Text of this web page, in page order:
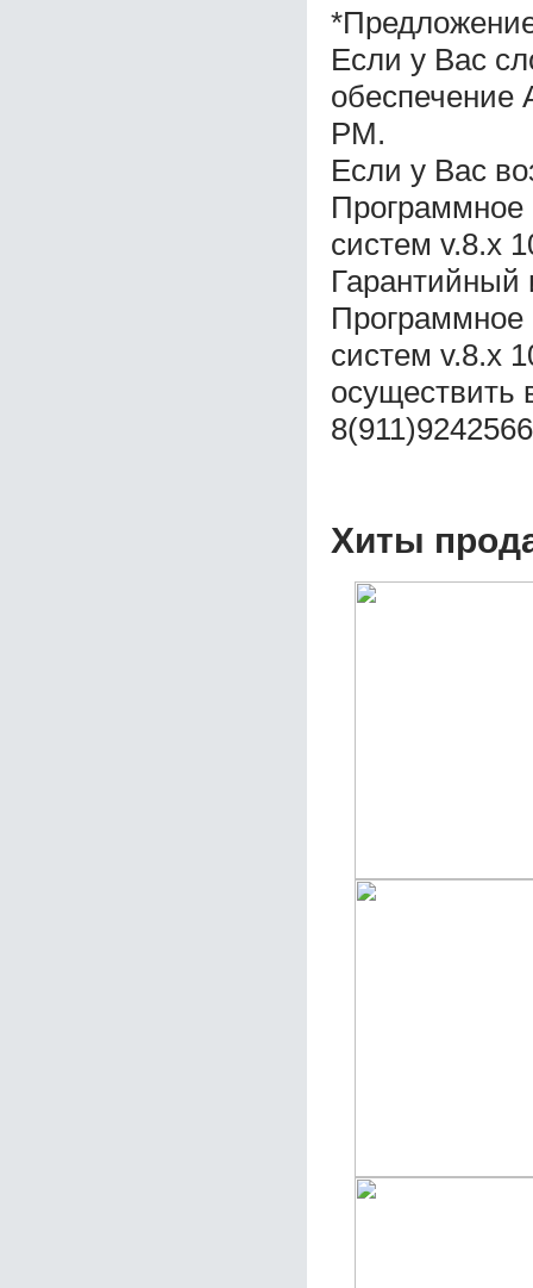
Если у Вас
обеспечение
РМ.
Если у Вас
систем v.8.x
Гарантийный
систем v.8.x
осуществить
Хиты